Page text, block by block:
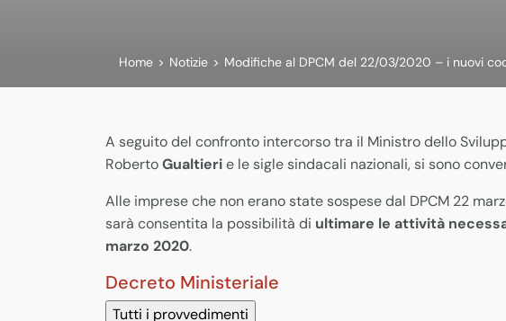
Home > Notizie > Modifiche al DPCM del 22/03/2020 – i nuovi
A seguito del confronto intercorso tra il Ministro dello
RobertoGualtierie le sigle sindacali nazionali, si sono
Alle imprese che non erano state sospese dal DPCM 22
sarà consentita la possibilità di ultimare le attività
marzo 2020.
Decreto Ministeriale